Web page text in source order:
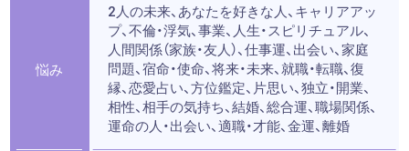
悩み
2人の未来、あなたを好きな人、キャリアアッ
プ、不倫・浮気、事業、人生・スピリチュアル、
人間関係（家族・友人）、仕事運、出会い、家庭
問題、宿命・使命、将来・未来、就職・転職、復
縁、恋愛占い、方位鑑定、片思い、独立・開業、
相性、相手の気持ち、結婚、総合運、職場関係、
運命の人・出会い、適職・才能、金運、離婚